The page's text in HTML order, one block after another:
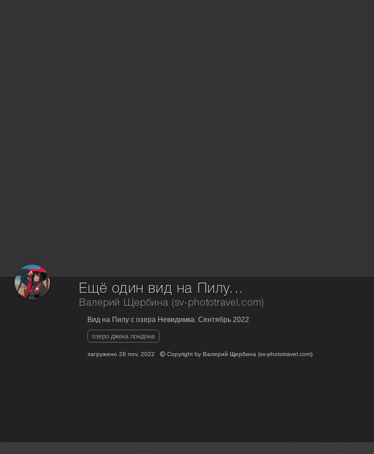
Ещё один вид на Пилу...
Валерий Щербина (sv-phototravel.com)
Вид на Пилу с озера Невидимка. Сентябрь 2022
озеро джека лондона
загружено28 nov, 2022 Copyright byВалерий Щербина (sv-phototravel.com)